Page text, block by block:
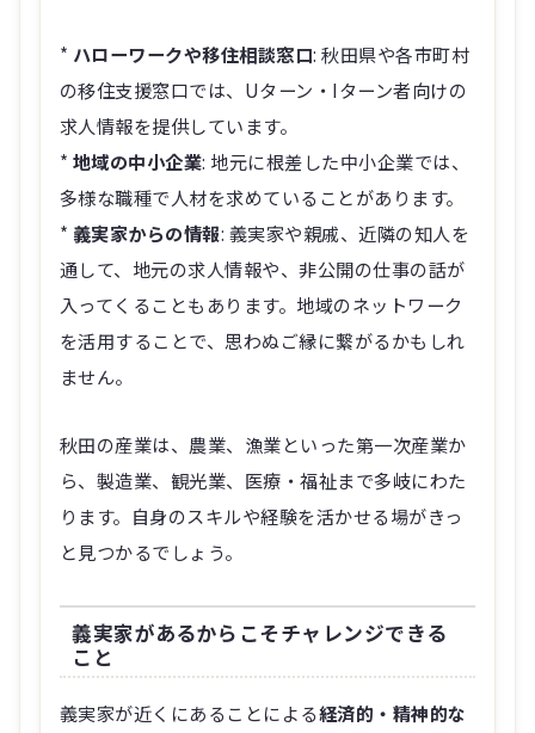
* ハローワークや移住相談窓口: 秋田県や各市町村
の移住支援窓口では、Uターン・Iターン者向けの
求人情報を提供しています。
* 地域の中小企業: 地元に根差した中小企業では、
多様な職種で人材を求めていることがあります。
* 義実家からの情報: 義実家や親戚、近隣の知人を
通して、地元の求人情報や、非公開の仕事の話が
入ってくることもあります。地域のネットワーク
を活用することで、思わぬご縁に繋がるかもしれ
ません。
秋田の産業は、農業、漁業といった第一次産業か
ら、製造業、観光業、医療・福祉まで多岐にわた
ります。自身のスキルや経験を活かせる場がきっ
と見つかるでしょう。
義実家があるからこそチャレンジできる
こと
義実家が近くにあることによる経済的・精神的な